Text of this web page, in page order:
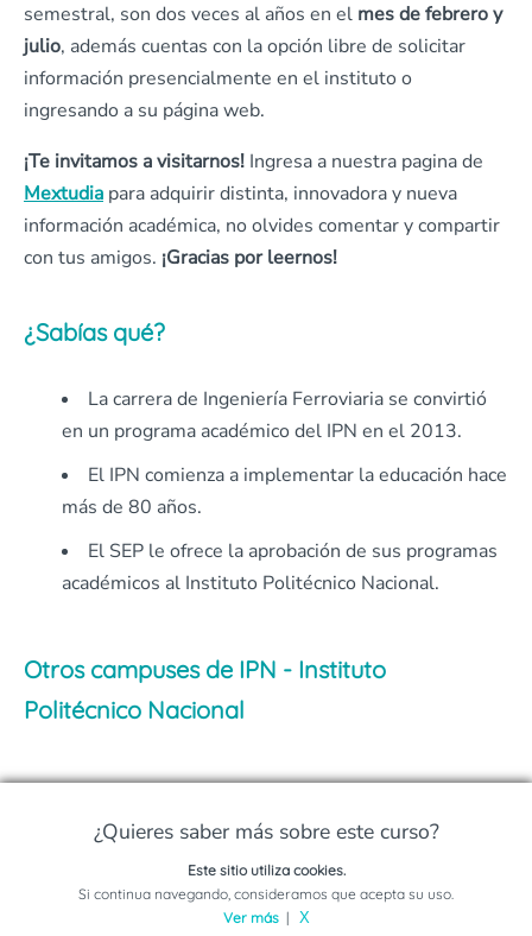
semestral, son dos veces al años en el mes de febrero y
julio, además cuentas con la opción libre de solicitar
información presencialmente en el instituto o
ingresando a su página web.
¡Te invitamos a visitarnos! Ingresa a nuestra pagina de
Mextudia para adquirir distinta, innovadora y nueva
información académica, no olvides comentar y compartir
con tus amigos. ¡Gracias por leernos!
¿Sabías qué?
La carrera de Ingeniería Ferroviaria se convirtió
en un programa académico del IPN en el 2013.
El IPN comienza a implementar la educación hace
más de 80 años.
El SEP le ofrece la aprobación de sus programas
académicos al Instituto Politécnico Nacional.
Otros campuses de IPN - Instituto
Politécnico Nacional
CINVESTAV CIENCIAS DE NANOCIENCIAS Y
CINVESTAV CIENCIAS EN DESARROLLO
¿Quieres saber más sobre este curso?
Solicita información sobre este programa
Este sitio utiliza cookies.
Si continua navegando, consideramos que acepta su uso.
Ver más| X